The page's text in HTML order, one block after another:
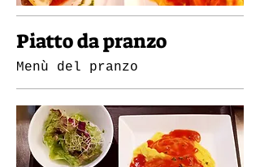
Piatto da pranzo
Menù del pranzo